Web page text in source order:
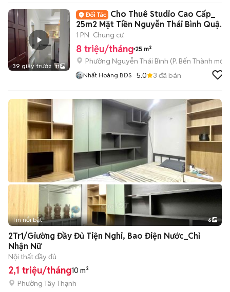
39 giây trước 11
Cho Thuê Studio Cao Cấp_
25m2 Mặt Tiền Nguyễn Thái Bình Quận
11 PN Chung cư
8 triệu/tháng 25 m²
Phường Nguyễn Thái Bình (P. Bến Thành mới)
Nhất Hoàng BĐS 5.0 3 đã bán
+2
Tin nổi bật 6
2Tr1/Giường Đầy Đủ Tiện Nghi, Bao Điện Nước_Chỉ
Nhận Nữ
Nội thất đầy đủ
2,1 triệu/tháng10 m²
Phường Tây Thạnh